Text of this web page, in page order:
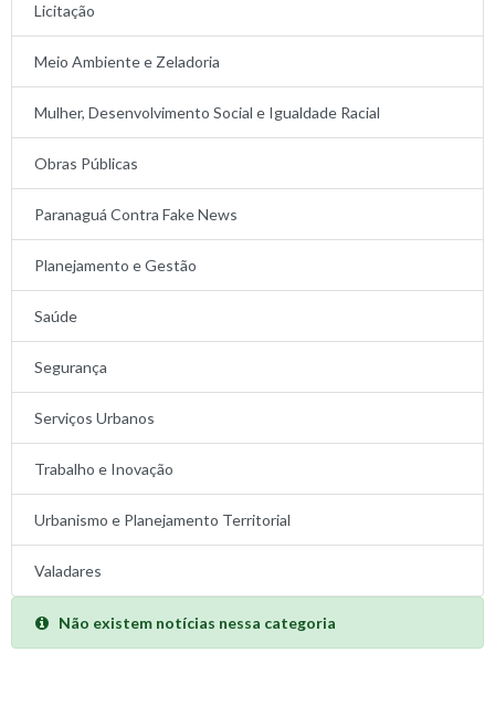
Licitação
Meio Ambiente e Zeladoria
Mulher, Desenvolvimento Social e Igualdade Racial
Obras Públicas
Paranaguá Contra Fake News
Planejamento e Gestão
Saúde
Segurança
Serviços Urbanos
Trabalho e Inovação
Urbanismo e Planejamento Territorial
Valadares
Não existem notícias nessa categoria